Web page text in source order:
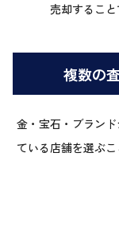
売却すること
複数の
金・宝石・ブラン
ている店舗を選ぶ